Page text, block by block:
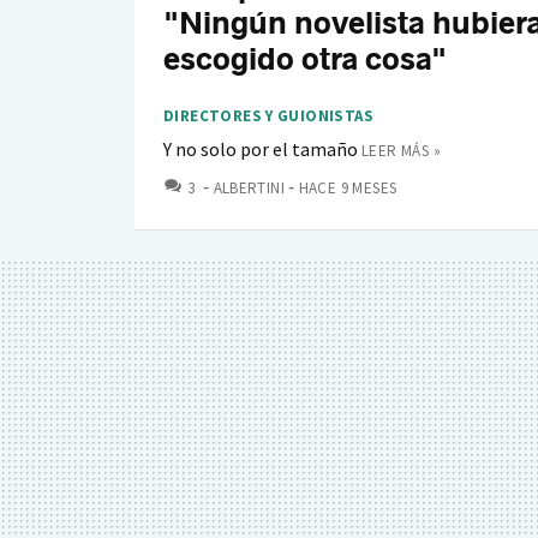
"Ningún novelista
escogido otra cosa"
DIRECTORES Y GUIONISTAS
Y no solo por el tamaño LEER MÁS »
3 COMENTARIOS
ALBERTINI HACE 9 MESES